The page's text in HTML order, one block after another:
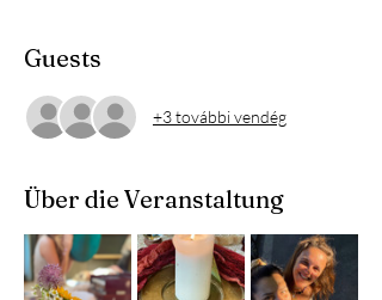
Guests
+3 további vendég
Über die Veranstaltung